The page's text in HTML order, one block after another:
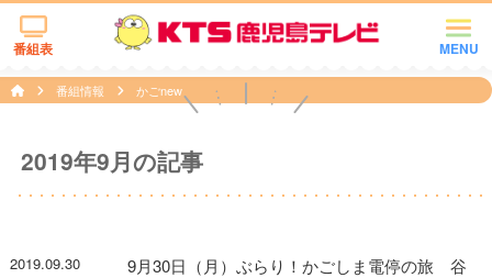
MENU
番組表
番組情報 かごnew
2019年9月の記事
2019.09.30
9月30日（月）ぶらり！かごしま電停の旅 谷